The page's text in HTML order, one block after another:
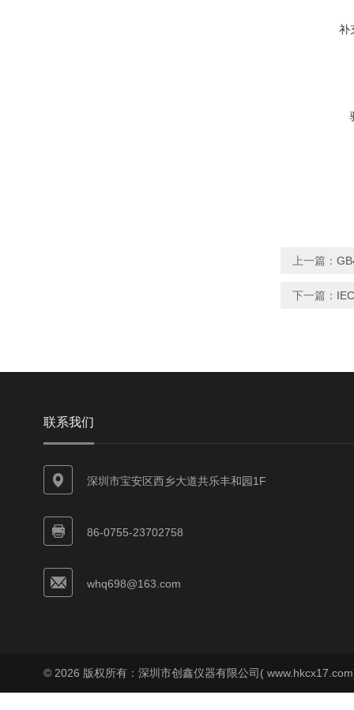
补
上一篇：
下一篇：
联系我们
深圳市宝安区西乡大道共乐丰和园1F
86-0755-23702758
whq698@163.com
© 2026 版权所有：深圳市创鑫仪器有限公司(